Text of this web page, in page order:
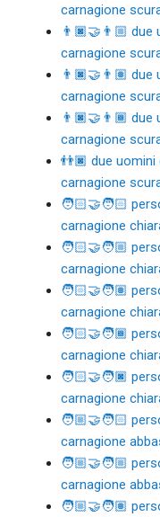
carnagione
👨🏿‍🤝‍👨🏼 due
carnagione
👨🏿‍🤝‍👨🏽 due
carnagione
👨🏿‍🤝‍👨🏾 due
carnagione
👬🏿 due
carnagione
🧑🏻‍🤝‍🧑🏻
carnagione
🧑🏻‍🤝‍🧑🏼
carnagione
🧑🏻‍🤝‍🧑🏽
carnagione
🧑🏻‍🤝‍🧑🏾
carnagione
🧑🏻‍🤝‍🧑🏿
carnagione
🧑🏼‍🤝‍🧑🏻
carnagione
🧑🏼‍🤝‍🧑🏼
carnagione
🧑🏼‍🤝‍🧑🏽